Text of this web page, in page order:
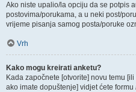
Ako niste upalio/la opciju da se potpis
postovima/porukama, a u neki post/
vrijeme pisanja samog posta/poruke
Vrh
Kako mogu kreirati anketu?
Kada započnete [otvorite] novu temu
ako imate dopuštenje] vidjet ćete formu